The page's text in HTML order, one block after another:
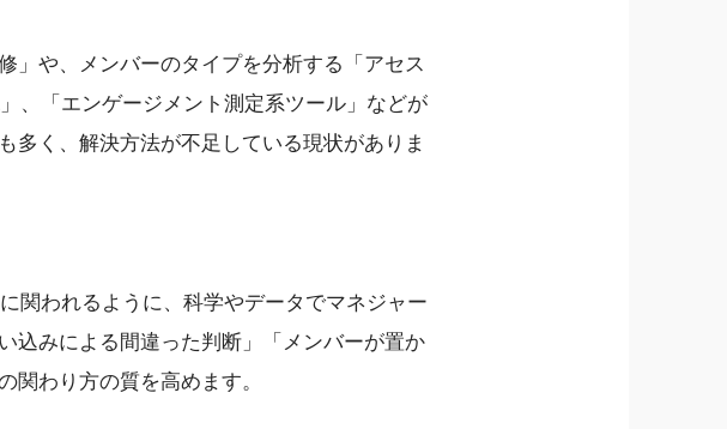
」や、メンバーのタイプを分析する「アセス
、「エンゲージメント測定系ツール」などが
多く、解決方法が不足している現状がありま
関われるように、科学やデータでマネジャー
込みによる間違った判断」「メンバーが置か
関わり方の質を高めます。